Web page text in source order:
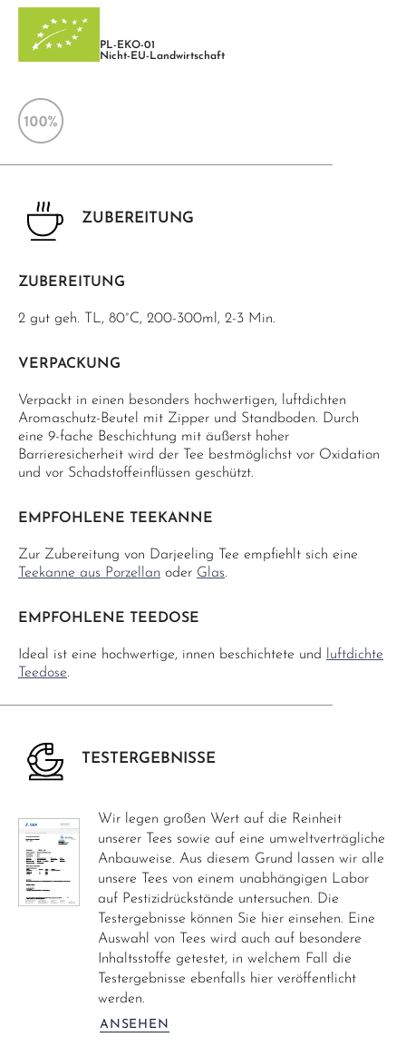
PL-EKO-01
Nicht-EU-Landwirtschaft
ZUBEREITUNG
ZUBEREITUNG
2 gut geh. TL, 80°C, 200-300ml, 2-3 Min.
VERPACKUNG
Verpackt in einen besonders hochwertigen, luftdichten
Aromaschutz-Beutel mit Zipper und Standboden. Durch
eine 9-fache Beschichtung mit äußerst hoher
Barrieresicherheit wird der Tee bestmöglichst vor Oxidation
und vor Schadstoffeinflüssen geschützt.
EMPFOHLENE TEEKANNE
Zur Zubereitung von Darjeeling Tee empfiehlt sich eine
Teekanne aus Porzellan oder Glas.
EMPFOHLENE TEEDOSE
Ideal ist eine hochwertige, innen beschichtete und
luftdichte
Teedose.
TESTERGEBNISSE
Wir legen großen Wert auf die Reinheit
unserer Tees sowie auf eine umweltverträgliche
Anbauweise. Aus diesem Grund lassen wir alle
unsere Tees von einem unabhängigen Labor
auf Pestizidrückstände untersuchen. Die
Testergebnisse können Sie hier einsehen. Eine
Auswahl von Tees wird auch auf besondere
Inhaltsstoffe getestet, in welchem Fall die
Testergebnisse ebenfalls hier veröffentlicht
werden.
ANSEHEN